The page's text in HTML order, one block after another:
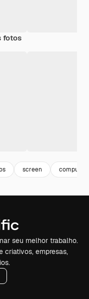
fotos
screen
seu melhor trabalho.
criativos, empresas,